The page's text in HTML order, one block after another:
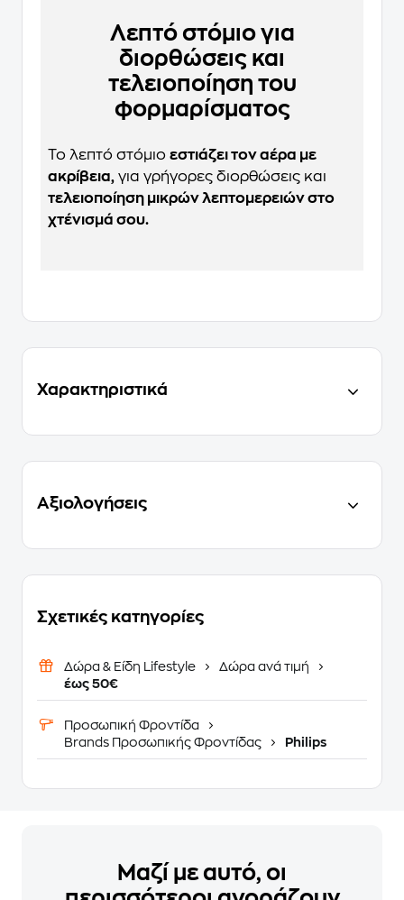
Λεπτό στόμιο για
διορθώσεις και
τελειοποίηση του
φορμαρίσματος
Το λεπτό στόμιο εστιάζει τον αέρα με
ακρίβεια, για γρήγορες διορθώσεις και
τελειοποίηση μικρών λεπτομερειών στο
χτένισμά σου.
Χαρακτηριστικά
Αξιολογήσεις
Σχετικές κατηγορίες
Δώρα & Είδη Lifestyle
Δώρα ανά τιμή
έως 50€
Προσωπική Φροντίδα
Brands Προσωπικής Φροντίδας
Philips
Μαζί με αυτό, οι